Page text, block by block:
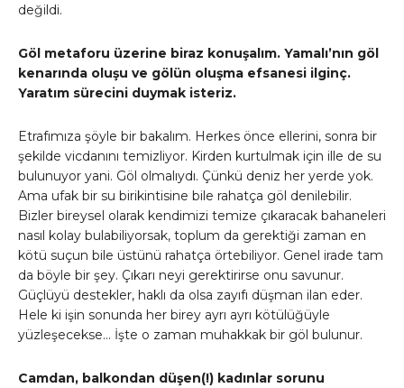
değildi.
Göl metaforu üzerine biraz konuşalım. Yamalı’nın göl
kenarında oluşu ve gölün oluşma efsanesi ilginç.
Yaratım sürecini duymak isteriz.
Etrafımıza şöyle bir bakalım. Herkes önce ellerini, sonra bir
şekilde vicdanını temizliyor. Kirden kurtulmak için ille de su
bulunuyor yani. Göl olmalıydı. Çünkü deniz her yerde yok.
Ama ufak bir su birikintisine bile rahatça göl denilebilir.
Bizler bireysel olarak kendimizi temize çıkaracak bahaneleri
nasıl kolay bulabiliyorsak, toplum da gerektiği zaman en
kötü suçun bile üstünü rahatça örtebiliyor. Genel irade tam
da böyle bir şey. Çıkarı neyi gerektirirse onu savunur.
Güçlüyü destekler, haklı da olsa zayıfı düşman ilan eder.
Hele ki işin sonunda her birey ayrı ayrı kötülüğüyle
yüzleşecekse… İşte o zaman muhakkak bir göl bulunur.
Camdan, balkondan düşen(!) kadınlar sorunu